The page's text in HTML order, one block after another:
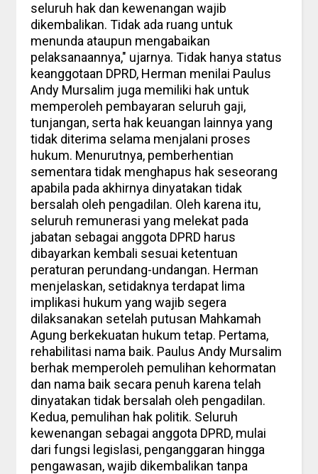
seluruh hak dan kewenangan wajib
dikembalikan. Tidak ada ruang untuk
menunda ataupun mengabaikan
pelaksanaannya," ujarnya. Tidak hanya status
keanggotaan DPRD, Herman menilai Paulus
Andy Mursalim juga memiliki hak untuk
memperoleh pembayaran seluruh gaji,
tunjangan, serta hak keuangan lainnya yang
tidak diterima selama menjalani proses
hukum. Menurutnya, pemberhentian
sementara tidak menghapus hak seseorang
apabila pada akhirnya dinyatakan tidak
bersalah oleh pengadilan. Oleh karena itu,
seluruh remunerasi yang melekat pada
jabatan sebagai anggota DPRD harus
dibayarkan kembali sesuai ketentuan
peraturan perundang-undangan. Herman
menjelaskan, setidaknya terdapat lima
implikasi hukum yang wajib segera
dilaksanakan setelah putusan Mahkamah
Agung berkekuatan hukum tetap. Pertama,
rehabilitasi nama baik. Paulus Andy Mursalim
berhak memperoleh pemulihan kehormatan
dan nama baik secara penuh karena telah
dinyatakan tidak bersalah oleh pengadilan.
Kedua, pemulihan hak politik. Seluruh
kewenangan sebagai anggota DPRD, mulai
dari fungsi legislasi, penganggaran hingga
pengawasan, wajib dikembalikan tanpa